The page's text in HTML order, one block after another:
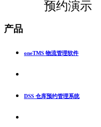
预约演示
产品
oneTMS 物流管理软件
DSS 仓库预约管理系统